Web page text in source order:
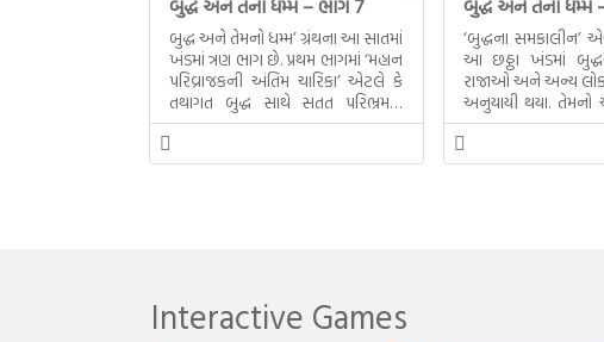
બુદ્ધ અને તેનો ધમ્મ – ભાગ 7
બુદ્ધ અને તેમનો ધમ્મ’ ગ્રંથના આ સાતમાં
ખંડમાં ત્રણ ભાગ છે. પ્રથમ ભાગમાં ‘મહાન
પરિવ્રાજકની અંતિમ ચારિકા’ એટલે કે
તથાગત બુદ્ધ સાથે સતત પરિભ્રમણ
કરતા સહચારીઓ સાથે ફરી એકવારની
વૈશાલીથી વિદાય લીધી તે અને ત્રીજા
બુદ્ધ અને તેનો ધમ્મ
‘બુદ્ધના સમકાલીન’
આ છઠ્ઠા ખંડમાં
રાજાઓ અને અન્ય
અનુયાયી થયા.
થયેલો સત્સંગ વીશે
Interactive Games